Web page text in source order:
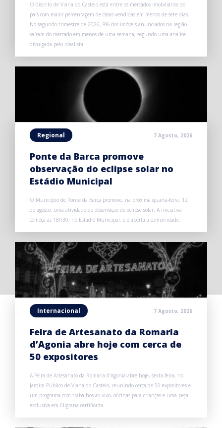
O distrito de Viana do Castelo está entre os mercados imobiliários do
país com maior percentagem de casas vendidas em menos de sete dias.
No segundo trimestre de 2026, 9% dos imóveis anunciados na região
saíram do mercado em menos de uma semana, segundo uma análise
divulgada pelo idealista.
Regional 7 Agosto, 2026
Ponte da Barca promove
observação do eclipse solar no
Estádio Municipal
O Município de Ponte da Barca promove, na próxima quarta-feira, 12
de agosto, uma atividade de observação do eclipse solar. A iniciativa
começa às 18h30, no Estádio Municipal, e é aberta à comunidade.
Internacional 7 Agosto, 2026
Feira de Artesanato da Romaria
d’Agonia abre hoje com cerca de
50 expositores
A Feira de Artesanato da Romaria d’Agonia abre hoje, sexta-feira, no
Jardim Público de Viana do Castelo, reunindo cerca de 50 expositores e
um programa com trabalhos ao vivo, oficinas para crianças e uma peça
exclusiva em filigrana certificada.